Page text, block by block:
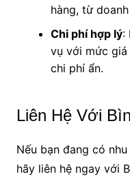
hàng, từ
Chi phí hợp lý:
vụ với mức giá
chi phí ẩn.
Liên Hệ Với
Nếu bạn đang có nhu
hãy liên hệ ngay với